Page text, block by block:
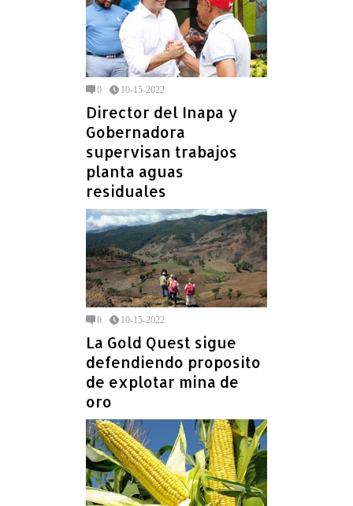
0 10-15-2022
Director del Inapa y
Gobernadora
supervisan trabajos
planta aguas
residuales
0 10-15-2022
La Gold Quest sigue
defendiendo proposito
de explotar mina de
oro